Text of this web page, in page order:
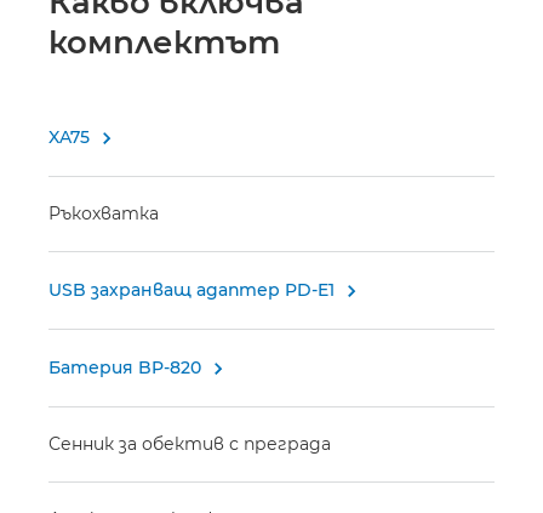
комплектът
XA75 
Ръкохватка
USB захранващ адаптер PD-E1 
Батерия BP-820 
Сенник за обектив с преграда